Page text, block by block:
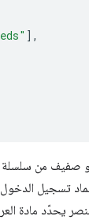
],
صفيف من سلسلة
تسجيل
يحدّد مادة